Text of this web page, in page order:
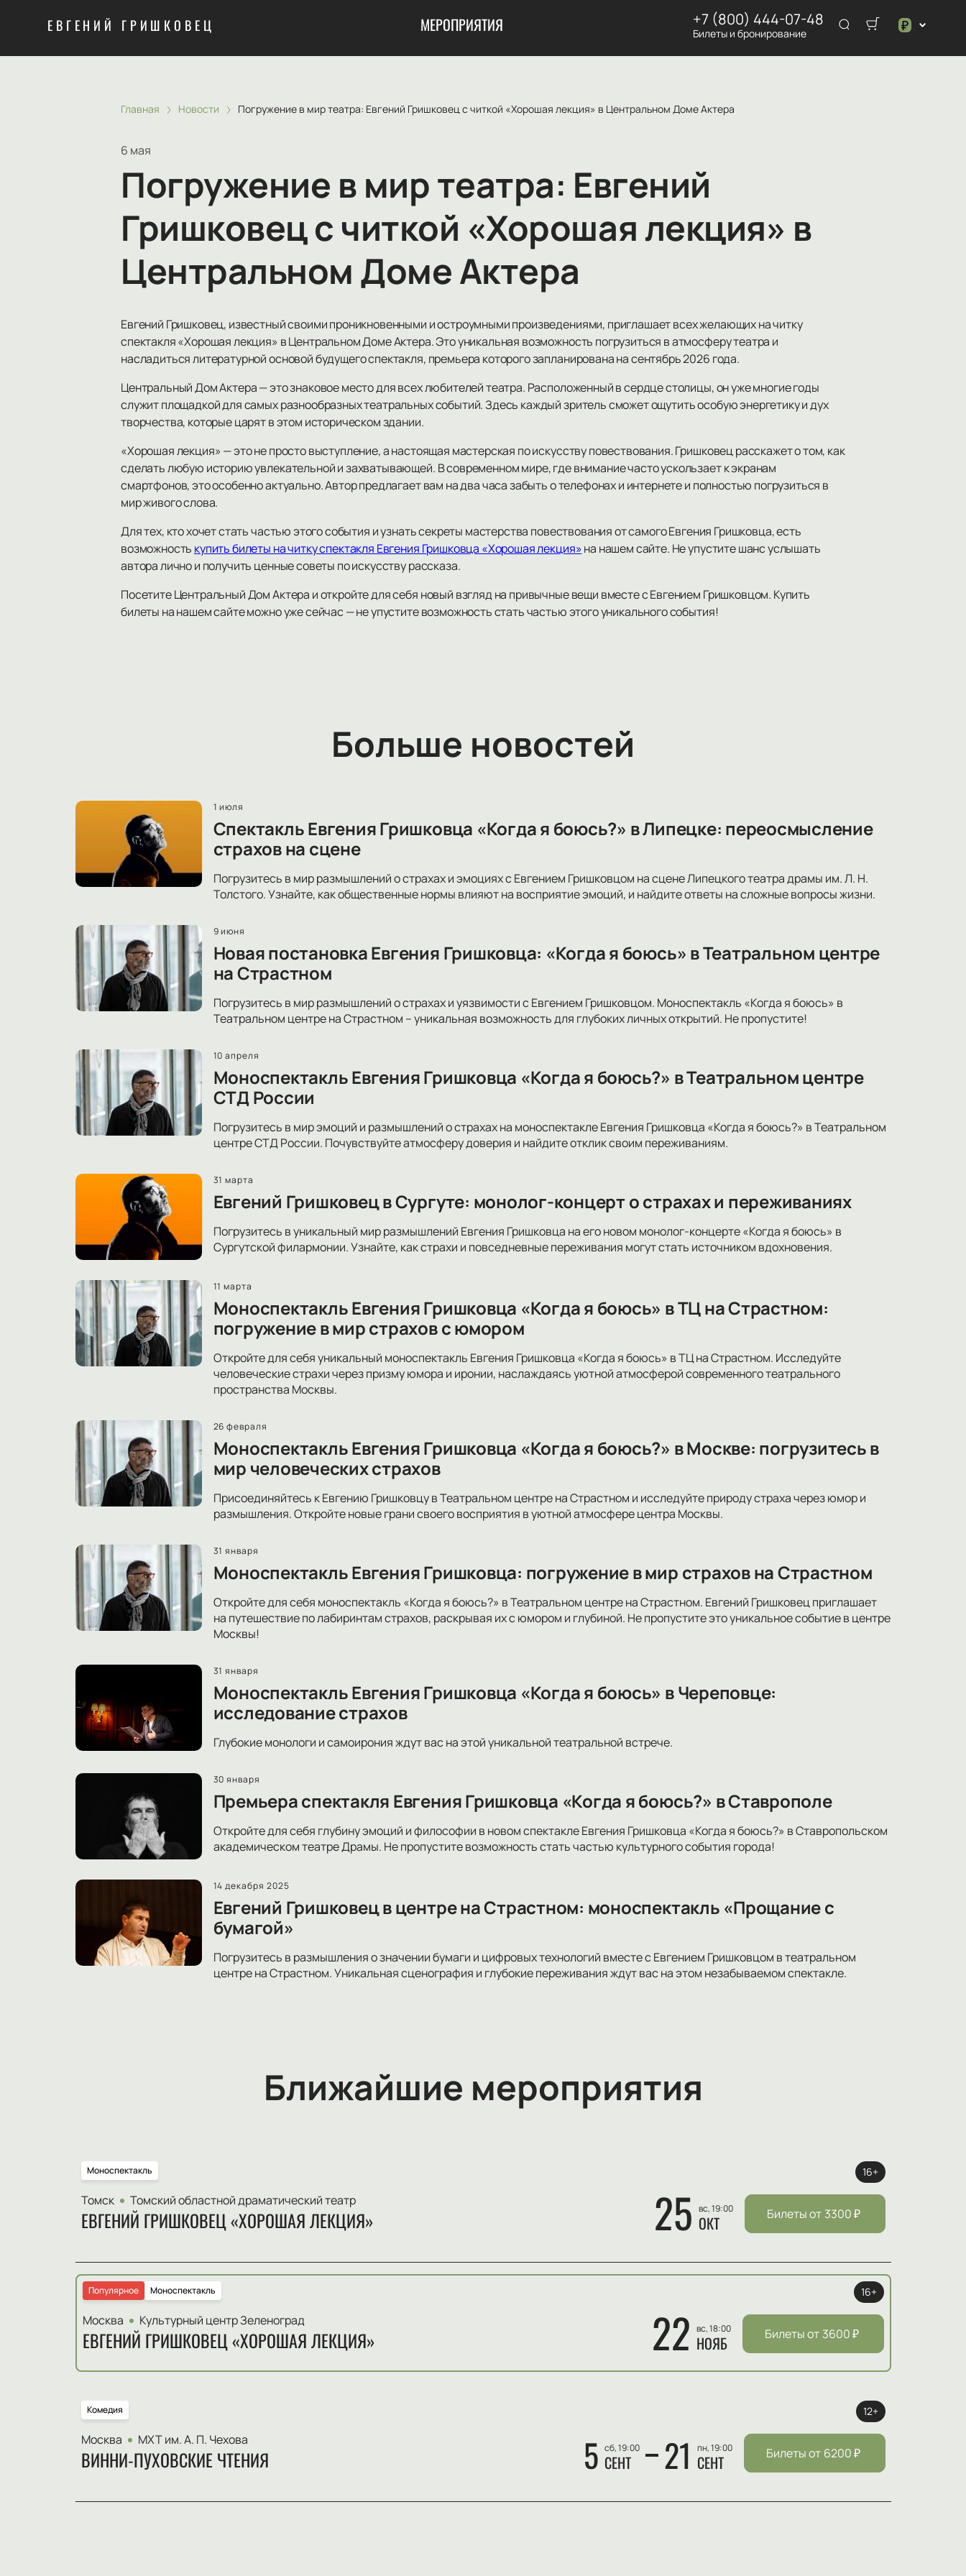
ЕВГЕНИЙ ГРИШКОВЕЦ МЕРОПРИЯТИЯ +7 (800) 444-07-48
Билеты и бронирование ₽
$
Главная Новости Погружение в мир театра: Евгений Гришковец с читкой «Хорошая лекция» в Центральном Доме Актера
6 мая
Погружение в мир театра: Евгений
Гришковец с читкой «Хорошая лекция» в
Центральном Доме Актера
Евгений Гришковец, известный своими проникновенными и остроумными произведениями, приглашает всех желающих на читку
спектакля «Хорошая лекция» в Центральном Доме Актера. Это уникальная возможность погрузиться в атмосферу театра и
насладиться литературной основой будущего спектакля, премьера которого запланирована на сентябрь 2026 года.
Центральный Дом Актера — это знаковое место для всех любителей театра. Расположенный в сердце столицы, он уже многие годы
служит площадкой для самых разнообразных театральных событий. Здесь каждый зритель сможет ощутить особую энергетику и дух
творчества, которые царят в этом историческом здании.
«Хорошая лекция» — это не просто выступление, а настоящая мастерская по искусству повествования. Гришковец расскажет о том, как
сделать любую историю увлекательной и захватывающей. В современном мире, где внимание часто ускользает к экранам
смартфонов, это особенно актуально. Автор предлагает вам на два часа забыть о телефонах и интернете и полностью погрузиться в
мир живого слова.
Для тех, кто хочет стать частью этого события и узнать секреты мастерства повествования от самого Евгения Гришковца, есть
возможность купить билеты на читку спектакля Евгения Гришковца «Хорошая лекция» на нашем сайте. Не упустите шанс услышать
автора лично и получить ценные советы по искусству рассказа.
Посетите Центральный Дом Актера и откройте для себя новый взгляд на привычные вещи вместе с Евгением Гришковцом. Купить
билеты на нашем сайте можно уже сейчас — не упустите возможность стать частью этого уникального события!
Больше новостей
1 июля
Спектакль Евгения Гришковца «Когда я боюсь?» в Липецке: переосмысление
страхов на сцене
Погрузитесь в мир размышлений о страхах и эмоциях с Евгением Гришковцом на сцене Липецкого театра драмы им. Л. Н.
Толстого. Узнайте, как общественные нормы влияют на восприятие эмоций, и найдите ответы на сложные вопросы жизни.
9 июня
Новая постановка Евгения Гришковца: «Когда я боюсь» в Театральном центре
на Страстном
Погрузитесь в мир размышлений о страхах и уязвимости с Евгением Гришковцом. Моноспектакль «Когда я боюсь» в
Театральном центре на Страстном – уникальная возможность для глубоких личных открытий. Не пропустите!
10 апреля
Моноспектакль Евгения Гришковца «Когда я боюсь?» в Театральном центре
СТД России
Погрузитесь в мир эмоций и размышлений о страхах на моноспектакле Евгения Гришковца «Когда я боюсь?» в Театральном
центре СТД России. Почувствуйте атмосферу доверия и найдите отклик своим переживаниям.
31 марта
Евгений Гришковец в Сургуте: монолог-концерт о страхах и переживаниях
Погрузитесь в уникальный мир размышлений Евгения Гришковца на его новом монолог-концерте «Когда я боюсь» в
Сургутской филармонии. Узнайте, как страхи и повседневные переживания могут стать источником вдохновения.
11 марта
Моноспектакль Евгения Гришковца «Когда я боюсь» в ТЦ на Страстном:
погружение в мир страхов с юмором
Откройте для себя уникальный моноспектакль Евгения Гришковца «Когда я боюсь» в ТЦ на Страстном. Исследуйте
человеческие страхи через призму юмора и иронии, наслаждаясь уютной атмосферой современного театрального
пространства Москвы.
26 февраля
Моноспектакль Евгения Гришковца «Когда я боюсь?» в Москве: погрузитесь в
мир человеческих страхов
Присоединяйтесь к Евгению Гришковцу в Театральном центре на Страстном и исследуйте природу страха через юмор и
размышления. Откройте новые грани своего восприятия в уютной атмосфере центра Москвы.
31 января
Моноспектакль Евгения Гришковца: погружение в мир страхов на Страстном
Откройте для себя моноспектакль «Когда я боюсь?» в Театральном центре на Страстном. Евгений Гришковец приглашает
на путешествие по лабиринтам страхов, раскрывая их с юмором и глубиной. Не пропустите это уникальное событие в центре
Москвы!
31 января
Моноспектакль Евгения Гришковца «Когда я боюсь» в Череповце:
исследование страхов
Глубокие монологи и самоирония ждут вас на этой уникальной театральной встрече.
30 января
Премьера спектакля Евгения Гришковца «Когда я боюсь?» в Ставрополе
Откройте для себя глубину эмоций и философии в новом спектакле Евгения Гришковца «Когда я боюсь?» в Ставропольском
академическом театре Драмы. Не пропустите возможность стать частью культурного события города!
14 декабря 2025
Евгений Гришковец в центре на Страстном: моноспектакль «Прощание с
бумагой»
Погрузитесь в размышления о значении бумаги и цифровых технологий вместе с Евгением Гришковцом в театральном
центре на Страстном. Уникальная сценография и глубокие переживания ждут вас на этом незабываемом спектакле.
Ближайшие мероприятия
Моноспектакль
Томск Томский областной драматический театр
ЕВГЕНИЙ ГРИШКОВЕЦ «ХОРОШАЯ ЛЕКЦИЯ» 25 вс, 19:00
ОКТ
16+
Билеты от 3300₽
Моноспектакль
Популярное
Москва Культурный центр Зеленоград
ЕВГЕНИЙ ГРИШКОВЕЦ «ХОРОШАЯ ЛЕКЦИЯ» 22 вс, 18:00
НОЯБ
16+
Билеты от 3600₽
Комедия
Москва МХТ им. А. П. Чехова
ВИННИ-ПУХОВСКИЕ ЧТЕНИЯ 5 сб, 19:00
СЕНТ 21 пн, 19:00
СЕНТ
12+
Билеты от 6200₽